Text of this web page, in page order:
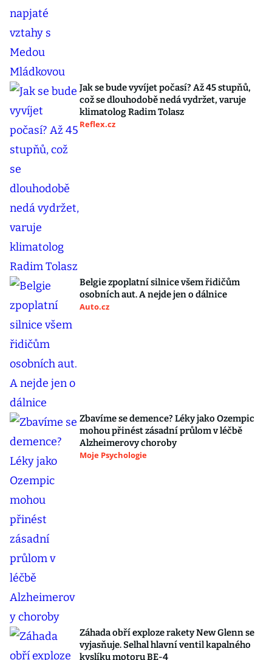
Jak se bude vyvíjet počasí? Až 45 stupňů,
což se dlouhodobě nedá vydržet, varuje
klimatolog Radim Tolasz
Reflex.cz
Belgie zpoplatní silnice všem řidičům
osobních aut. A nejde jen o dálnice
Auto.cz
Zbavíme se demence? Léky jako Ozempic
mohou přinést zásadní průlom v léčbě
Alzheimerovy choroby
Moje Psychologie
Záhada obří exploze rakety New Glenn se
vyjasňuje. Selhal hlavní ventil kapalného
kyslíku motoru BE-4